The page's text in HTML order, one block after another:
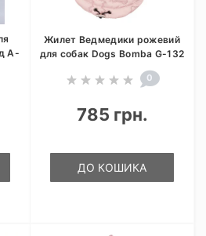
A-
Жилет Ведмедики рожевий
для собак Dogs Bomba G-132
0
785 грн.
ДО КОШИКА